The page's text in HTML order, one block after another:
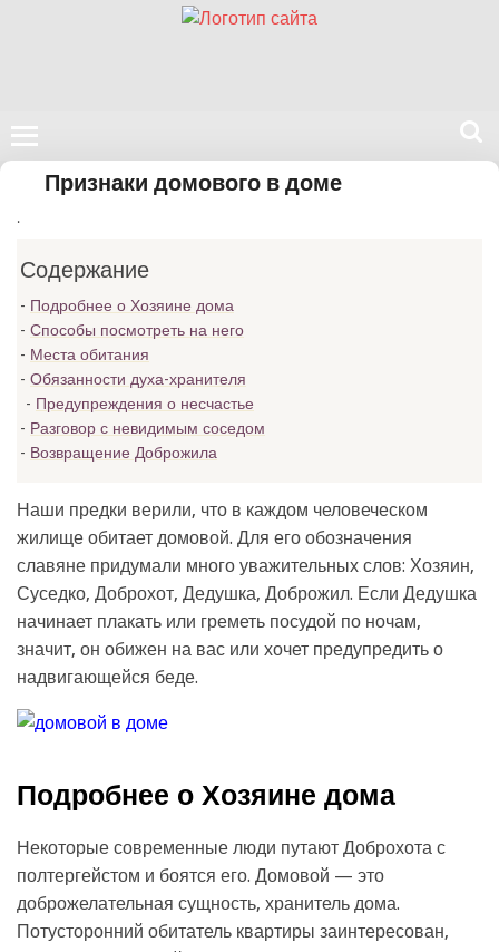
Поиск
нашем
Признаки домового в доме
.
Содержание
Подробнее о Хозяине дома
Способы посмотреть на него
Места обитания
Обязанности духа-хранителя
Предупреждения о несчастье
Разговор с невидимым соседом
Возвращение Доброжила
Наши предки верили, что в каждом человеческом
жилище обитает домовой. Для его обозначения
славяне придумали много уважительных слов: Хозяин,
Суседко, Доброхот, Дедушка, Доброжил. Если Дедушка
начинает плакать или греметь посудой по ночам,
значит, он обижен на вас или хочет предупредить о
надвигающейся беде.
Подробнее о Хозяине дома
Некоторые современные люди путают Доброхота с
полтергейстом и боятся его. Домовой — это
доброжелательная сущность, хранитель дома.
Потусторонний обитатель квартиры заинтересован,